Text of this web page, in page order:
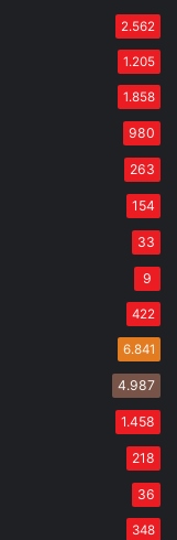
2.562
1.205
1.858
980
263
154
33
9
422
6.841
4.987
1.458
218
36
348